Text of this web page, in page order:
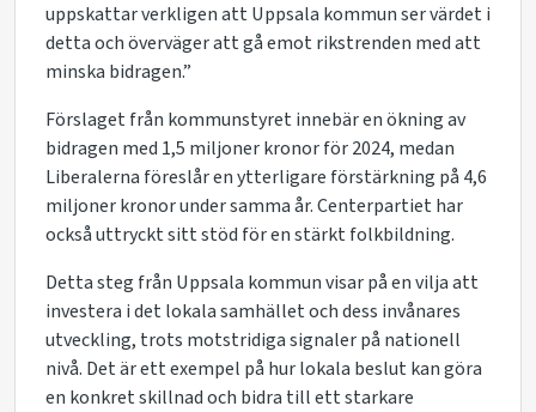
uppskattar verkligen att Uppsala kommun ser värdet i
detta och överväger att gå emot rikstrenden med att
minska bidragen.”
Förslaget från kommunstyret innebär en ökning av
bidragen med 1,5 miljoner kronor för 2024, medan
Liberalerna föreslår en ytterligare förstärkning på 4,6
miljoner kronor under samma år. Centerpartiet har
också uttryckt sitt stöd för en stärkt folkbildning.
Detta steg från Uppsala kommun visar på en vilja att
investera i det lokala samhället och dess invånares
utveckling, trots motstridiga signaler på nationell
nivå. Det är ett exempel på hur lokala beslut kan göra
en konkret skillnad och bidra till ett starkare